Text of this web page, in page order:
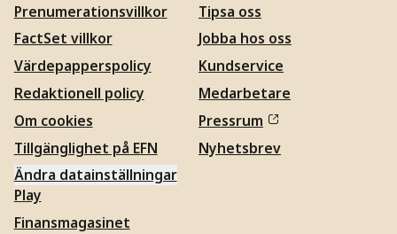
Prenumerationsvillkor
FactSet villkor
Värdepapperspolicy
Redaktionell policy
Om cookies
Tillgänglighet på EFN
Ändra datainställningar
Tipsa oss
Jobba hos oss
Kundservice
Medarbetare
Pressrum
Nyhetsbrev
Play
Finansmagasinet